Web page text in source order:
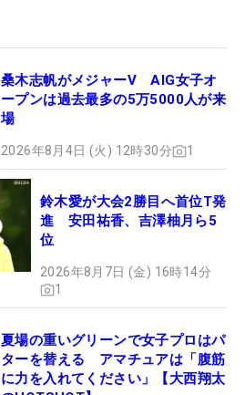
桑木志帆がメジャーV AIG女子オ
ープンは過去最多の5万5000人が来
場
2026年8月4日 (火) 12時30分 1
鈴木愛が大会2勝目へ首位T発
進 安田祐香、吉澤柚月ら5
位
2026年8月7日 (金) 16時14分
1
夏場の重いグリーンで女子プロはパ
ターを替える アマチュアは「腹筋
に力を入れてください」【大西翔太